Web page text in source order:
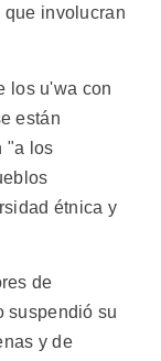
involucran
los u'wa con
están
"a los
étnica y
de
suspendió su
y de